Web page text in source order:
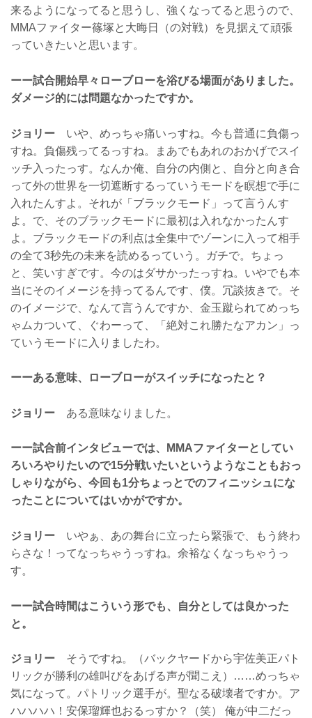
来るようになってると思うし、強くなってると思うので、
MMAファイター篠塚と大晦日（の対戦）を見据えて頑張
っていきたいと思います。
ーー試合開始早々ローブローを浴びる場面がありました。
ダメージ的には問題なかったですか。
ジョリー いや、めっちゃ痛いっすね。今も普通に負傷っ
すね。負傷残ってるっすね。まあでもあれのおかげでスイ
ッチ入ったっす。なんか俺、自分の内側と、自分と向き合
って外の世界を一切遮断するっていうモードを瞑想で手に
入れたんすよ。それが「ブラックモード」って言うんす
よ。で、そのブラックモードに最初は入れなかったんす
よ。ブラックモードの利点は全集中でゾーンに入って相手
の全て3秒先の未来を読めるっていう。ガチで。ちょっ
と、笑いすぎです。今のはダサかったっすね。いやでも本
当にそのイメージを持ってるんです、僕。冗談抜きで。そ
のイメージで、なんて言うんですか、金玉蹴られてめっち
ゃムカついて、ぐわーって、「絶対これ勝たなアカン」っ
ていうモードに入りましたわ。
ーーある意味、ローブローがスイッチになったと？
ジョリー ある意味なりました。
ーー試合前インタビューでは、MMAファイターとしてい
ろいろやりたいので15分戦いたいというようなこともおっ
しゃりながら、今回も1分ちょっとでのフィニッシュにな
ったことについてはいかがですか。
ジョリー いやぁ、あの舞台に立ったら緊張で、もう終わ
らさな！ってなっちゃうっすね。余裕なくなっちゃうっ
す。
ーー試合時間はこういう形でも、自分としては良かった
と。
ジョリー そうですね。（バックヤードから宇佐美正パト
リックが勝利の雄叫びをあげる声が聞こえ）……めっちゃ
気になって。パトリック選手が。聖なる破壊者ですか。ア
ハハハハ！安保瑠輝也おるっすか？（笑） 俺が中二だっ